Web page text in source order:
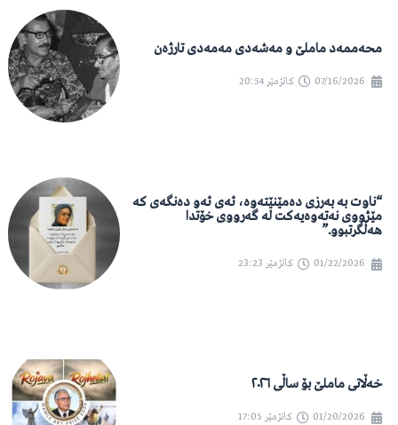
محەممەد ماملێ و مەشەدی مەمەدی تارژەن
07/16/2026 کاتژمێر 20:54
“ناوت بە بەرزی دەمێنێتەوە، ئەی ئەو دەنگەی کە
مێژووی نەتەوەیەکت لە گەرووی خۆتدا
هەڵگرتبوو.”
01/22/2026 کاتژمێر 23:23
خەڵاتی ماملێ بۆ ساڵی ٢٠٢٦
01/20/2026 کاتژمێر 17:05